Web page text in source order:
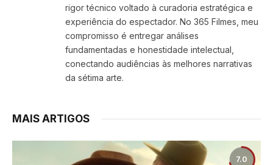
rigor técnico voltado à curadoria estratégica e
experiência do espectador. No 365 Filmes, meu
compromisso é entregar análises
fundamentadas e honestidade intelectual,
conectando audiências às melhores narrativas
da sétima arte.
MAIS ARTIGOS
7.0